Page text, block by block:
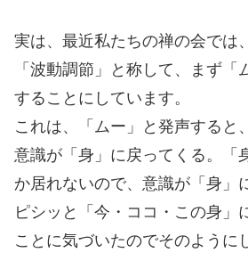
実は、最近私たちの禅の会では
「波動調節」と称して、まず「
することにしています。
これは、「ムー」と発声すると
意識が「身」に戻ってくる。「
か居れないので、意識が「身」
ピシッと「今・ココ・この身」
ことに気づいたのでそのように